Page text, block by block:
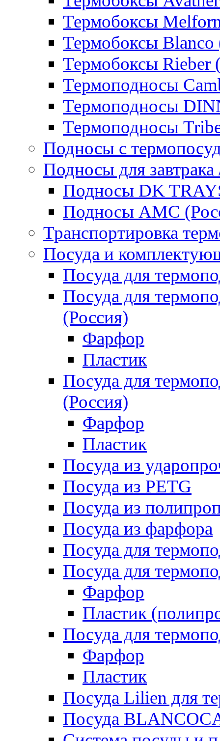
Термобоксы
Термобоксы Blanco
Термобоксы Rieber
Термоподносы
Термоподносы
Термоподносы
Подносы с
Подносы для завтрака
Подносы DK
Подносы AMC
Транспортировка
Посуда и
Посуда для
Посуда для
(Россия)
Фарфор
Пластик
Посуда для
(Россия)
Фарфор
Пластик
Посуда из
Посуда из PETG
Посуда из
Посуда из фарфора
Посуда для
Посуда для
Фарфор
Пластик
Посуда для
Фарфор
Пластик
Посуда Lilien для
Посуда